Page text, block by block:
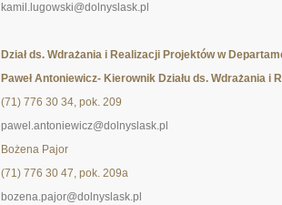
kamil.lugowski@dolnyslask.pl
Dział ds. Wdrażania i Realizacji Projektów w
Paweł Antoniewicz- Kierownik Działu ds. Wdrażania i
(71) 776 30 34, pok. 209
pawel.antoniewicz@dolnyslask.pl
Bożena Pajor
(71) 776 30 47, pok. 209a
bozena.pajor@dolnyslask.pl